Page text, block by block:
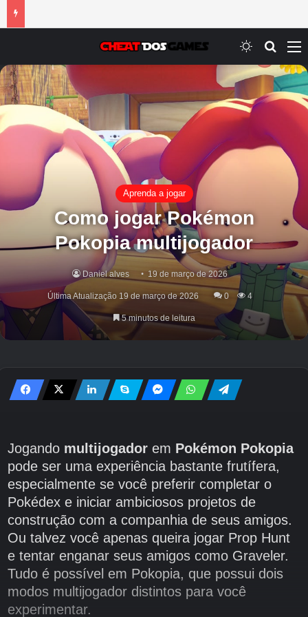
Switch skin
Aprenda a jogar
Como jogar Pokémon
Pokopia multijogador
Daniel alves 19 de março de 2026
Última Atualização 19 de março de 2026 0 4
5 minutos de leitura
Jogando multijogador em Pokémon Pokopia
pode ser uma experiência bastante frutífera,
especialmente se você preferir completar o
Pokédex e iniciar ambiciosos projetos de
construção com a companhia de seus amigos.
Ou talvez você apenas queira jogar Prop Hunt
e tentar enganar seus amigos como Graveler.
Tudo é possível em Pokopia, que possui dois
modos multijogador distintos para você
experimentar.